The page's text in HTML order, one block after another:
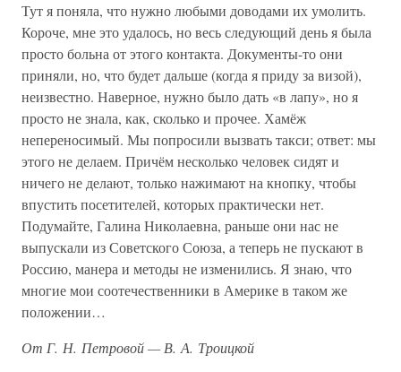
Тут я поняла, что нужно любыми доводами их умолить.
Короче, мне это удалось, но весь следующий день я была
просто больна от этого контакта. Документы-то они
приняли, но, что будет дальше (когда я приду за визой),
неизвестно. Наверное, нужно было дать «в лапу», но я
просто не знала, как, сколько и прочее. Хамёж
непереносимый. Мы попросили вызвать такси; ответ: мы
этого не делаем. Причём несколько человек сидят и
ничего не делают, только нажимают на кнопку, чтобы
впустить посетителей, которых практически нет.
Подумайте, Галина Николаевна, раньше они нас не
выпускали из Советского Союза, а теперь не пускают в
Россию, манера и методы не изменились. Я знаю, что
многие мои соотечественники в Америке в таком же
положении…
От Г. Н. Петровой — В. А. Троицкой